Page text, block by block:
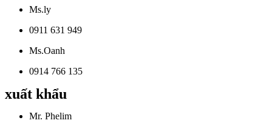
Ms.ly
0911 631 949
Ms.Oanh
0914 766 135
xuất khẩu
Mr. Phelim